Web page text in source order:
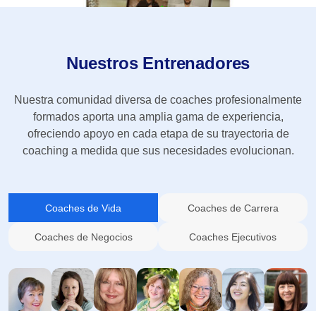
Nuestros Entrenadores
Nuestra comunidad diversa de coaches profesionalmente
formados aporta una amplia gama de experiencia,
ofreciendo apoyo en cada etapa de su trayectoria de
coaching a medida que sus necesidades evolucionan.
Coaches de Vida Coaches de Carrera
Coaches de Negocios Coaches Ejecutivos